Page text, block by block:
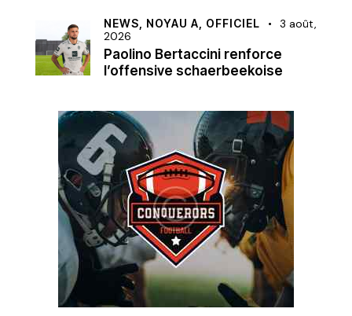
NEWS, NOYAU A, OFFICIEL
3 août,
2026
Paolino Bertaccini renforce
l’offensive schaerbeekoise